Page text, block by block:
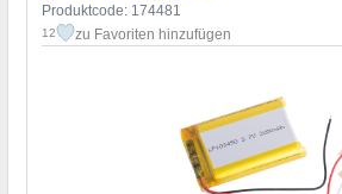
Produktcode: 174481
12 zu Favoriten hinzufügen